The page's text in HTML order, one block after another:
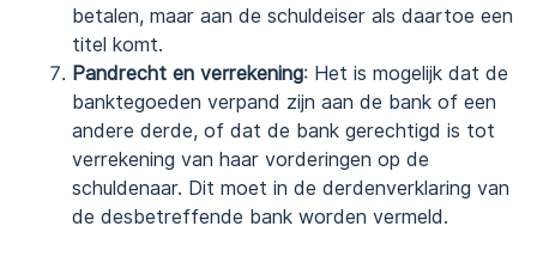
betalen, maar aan de schuldeiser als daartoe een
titel komt.
Pandrecht en verrekening: Het is mogelijk dat de
banktegoeden verpand zijn aan de bank of een
andere derde, of dat de bank gerechtigd is tot
verrekening van haar vorderingen op de
schuldenaar. Dit moet in de derdenverklaring van
de desbetreffende bank worden vermeld.